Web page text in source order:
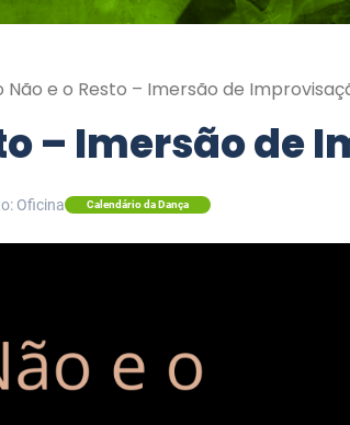
Não e o Resto – Imersão de
– Imersão
Oficina Calendário da Dança